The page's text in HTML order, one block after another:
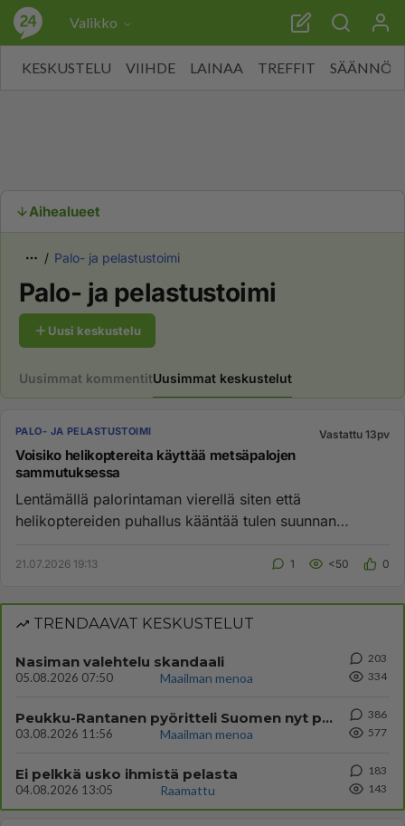
Valikko
KESKUSTELU VIIHDE LAINAA TREFFIT SÄÄNNÖT
Aihealueet
Palo- ja pelastustoimi
Palo- ja pelastustoimi
Uusi keskustelu
Uusimmat kommentitUusimmat keskustelut
PALO- JA PELASTUSTOIMI Vastattu 13pv
Voisiko helikoptereita käyttää metsäpalojen
sammutuksessa
Lentämällä palorintaman vierellä siten että
helikoptereiden puhallus kääntää tulen suunnan
21.07.2026 19:13 1 <50 0
TRENDAAVAT KESKUSTELUT
Nasiman valehtelu skandaali
05.08.2026 07:50 Maailman menoa
203
334
Peukku-Rantanen pyöritteli Suomen nyt pahaan kuseen
03.08.2026 11:56 Maailman menoa
386
577
Ei pelkkä usko ihmistä pelasta
04.08.2026 13:05 Raamattu
183
143